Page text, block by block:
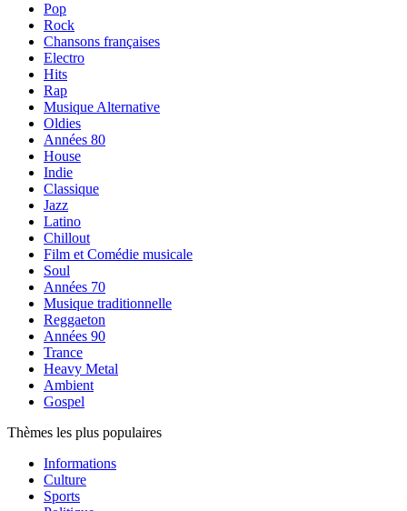
Pop
Rock
Chansons françaises
Electro
Hits
Rap
Musique Alternative
Oldies
Années 80
House
Indie
Classique
Jazz
Latino
Chillout
Film et Comédie musicale
Soul
Années 70
Musique traditionnelle
Reggaeton
Années 90
Trance
Heavy Metal
Ambient
Gospel
Thèmes les plus populaires
Informations
Culture
Sports